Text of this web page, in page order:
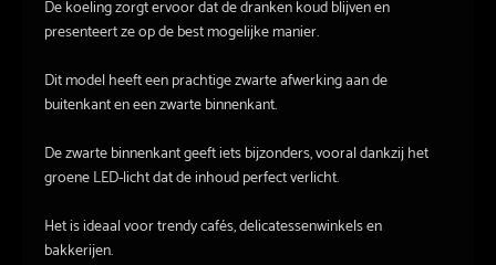
De koeling zorgt ervoor dat de dranken koud blijven en
presenteert ze op de best mogelijke manier.
Dit model heeft een prachtige zwarte afwerking aan de
buitenkant en een zwarte binnenkant.
De zwarte binnenkant geeft iets bijzonders, vooral dankzij het
groene LED-licht dat de inhoud perfect verlicht.
Het is ideaal voor trendy cafés, delicatessenwinkels en
bakkerijen.